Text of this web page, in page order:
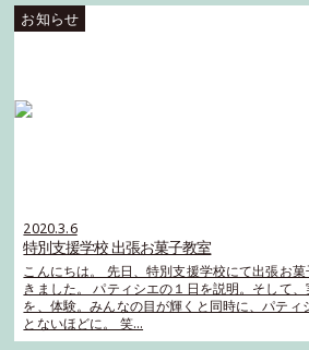
2020.3.6
特別支援学校 出張お菓子教室
こんにちは。 先日、特別支援学校にて出張お
きました。 パティシエの１日を説明。そして
を、体験。みんなの目が輝くと同時に、パティ
とないほどに。 笑…